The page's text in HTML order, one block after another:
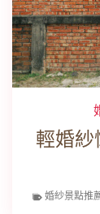
輕婚紗
婚紗景點推